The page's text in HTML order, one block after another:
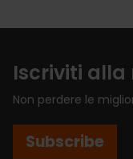
Iscriviti alla
Non perdere le
Subscribe